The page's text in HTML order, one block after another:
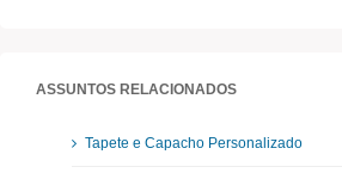
ASSUNTOS RELACIONADOS
Tapete e Capacho Personalizado